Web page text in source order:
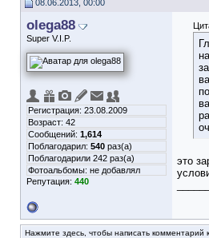
08.06.2013, 00:00
olega88
Super V.I.P.
Регистрация: 23.08.2009
Возраст: 42
Сообщений: 1,614
Поблагодарил: 540 раз(а)
Поблагодарили 242 раз(а)
Фотоальбомы: не добавлял
Репутация: 440
это
Нажмите здесь, чтобы написать комментарий